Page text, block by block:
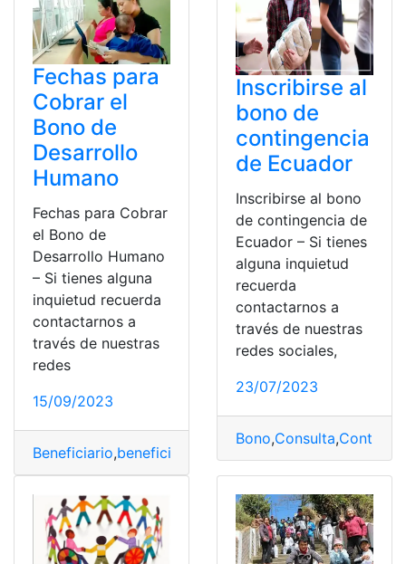
Fechas para
Cobrar el
Bono de
Desarrollo
Humano
Fechas para Cobrar
el Bono de
Desarrollo Humano
– Si tienes alguna
inquietud recuerda
contactarnos a
través de nuestras
redes
15/09/2023
Beneficiario,beneficiario del bono
Inscribirse al
bono de
contingencia
de Ecuador
Inscribirse al bono
de contingencia de
Ecuador – Si tienes
alguna inquietud
recuerda
contactarnos a
través de nuestras
redes sociales,
23/07/2023
Bono,Consulta,